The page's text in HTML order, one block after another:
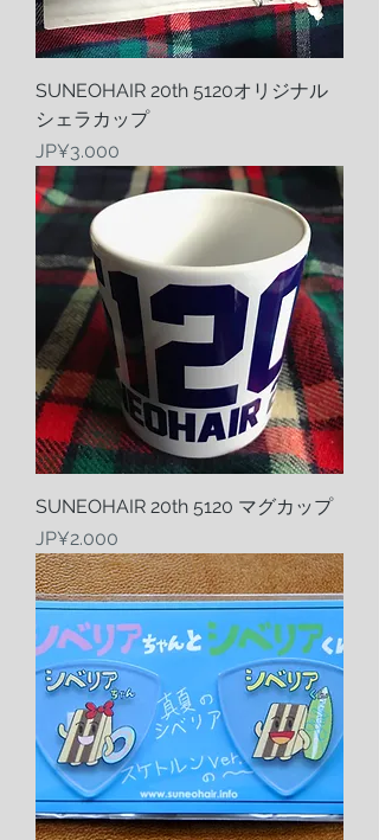
SUNEOHAIR 20th 5120オリジナル
シェラカップ
Harga
JP¥3.000
SUNEOHAIR 20th 5120 マグカップ
Harga
JP¥2.000